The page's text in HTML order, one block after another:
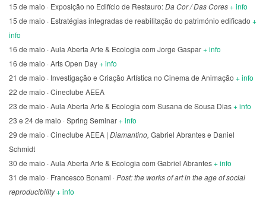
15 de maio · Exposição no Edifício de Restauro:Da Cor / Das Cores+ info
15 de maio · Estratégias integradas de reabilitação do património edificado +
info
16 de maio · Aula Aberta Arte & Ecologia com Jorge Gaspar+ info
16 de maio · Arts Open Day+ info
21 de maio · Investigação e Criação Artística no Cinema de Animação + info
22 de maio · Cineclube AEEA
23 de maio · Aula Aberta Arte & Ecologia com Susana de Sousa Dias+ info
23 e 24 de maio · Spring Seminar+ info
29 de maio · Cineclube AEEA | Diamantino, Gabriel Abrantes e Daniel
Schmidt
30 de maio · Aula Aberta Arte & Ecologia com Gabriel Abrantes+ info
31 de maio · Francesco Bonami ·Post: the works of art in the age of social
reproducibility+ info